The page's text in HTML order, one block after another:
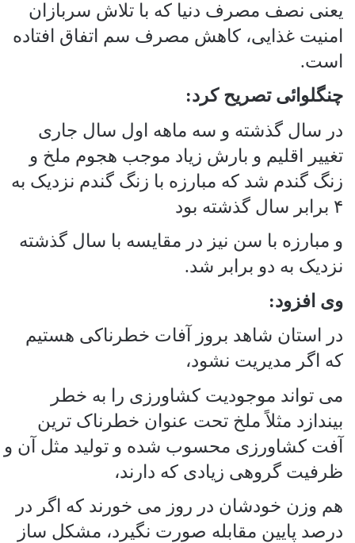
یعنی نصف مصرف دنیا که با تلاش سربازان
امنیت غذایی، کاهش مصرف سم اتفاق افتاده
است.
چنگلوائی تصریح کرد:
در سال گذشته و سه ماهه اول سال جاری
تغییر اقلیم و بارش زیاد موجب هجوم ملخ و
زنگ گندم شد که مبارزه با زنگ گندم نزدیک به
۴ برابر سال گذشته بود
و مبارزه با سن نیز در مقایسه با سال گذشته
نزدیک به دو برابر شد.
وی افزود:
در استان شاهد بروز آفات خطرناکی هستیم
که اگر مدیریت نشود،
می تواند موجودیت کشاورزی را به خطر
بیندازد مثلاً ملخ تحت عنوان خطرناک ترین
آفت کشاورزی محسوب شده و تولید مثل آن و
ظرفیت گروهی زیادی که دارند،
هم وزن خودشان در روز می خورند که اگر در
درصد پایین مقابله صورت نگیرد، مشکل ساز